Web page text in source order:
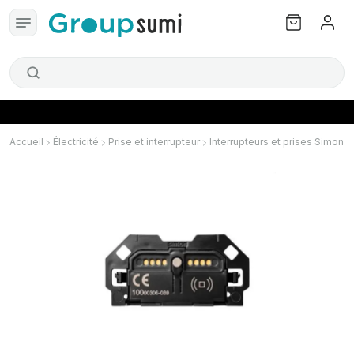
Accueil Électricité Prise et interrupteur Interrupteurs et prises Simon